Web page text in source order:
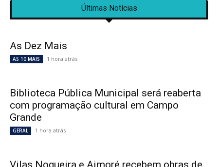
Últimas Notícias
As Dez Mais
AS 10 MAIS 1 hora atrás
Biblioteca Pública Municipal será reaberta
com programação cultural em Campo
Grande
GERAL 1 hora atrás
Vilas Nogueira e Aimoré recebem obras de